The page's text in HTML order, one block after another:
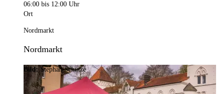
06:00 bis 12:00 Uhr
Ort
Nordmarkt
Nordmarkt
Bild:Stephan Schütze